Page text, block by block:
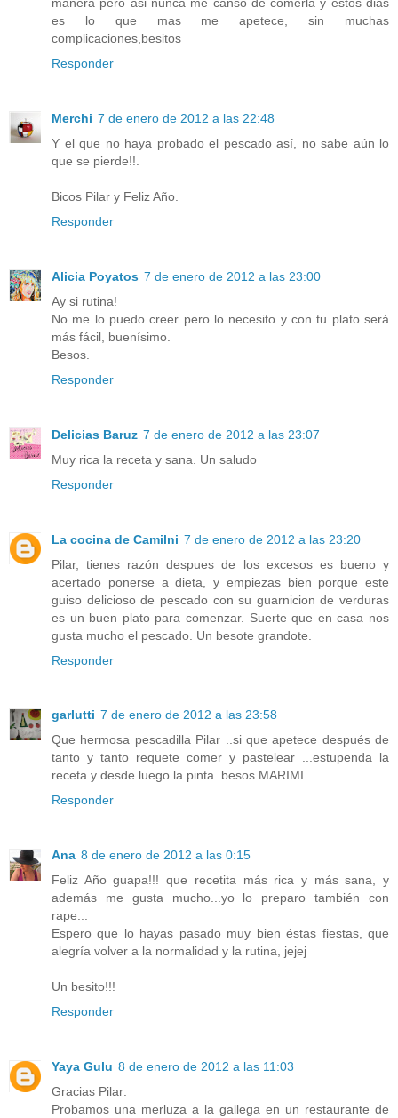
es lo que mas me apetece, sin muchas
complicaciones,besitos
Responder
Merchi 7 de enero de 2012 a las 22:48
Y el que no haya probado el pescado así, no sabe aún lo
que se pierde!!.
Bicos Pilar y Feliz Año.
Responder
Alicia Poyatos 7 de enero de 2012 a las 23:00
Ay si rutina!
No me lo puedo creer pero lo necesito y con tu plato será
más fácil, buenísimo.
Besos.
Responder
Delicias Baruz 7 de enero de 2012 a las 23:07
Muy rica la receta y sana. Un saludo
Responder
La cocina de Camilni 7 de enero de 2012 a las 23:20
Pilar, tienes razón despues de los excesos es bueno y
acertado ponerse a dieta, y empiezas bien porque este
guiso delicioso de pescado con su guarnicion de verduras
es un buen plato para comenzar. Suerte que en casa nos
gusta mucho el pescado. Un besote grandote.
Responder
garlutti 7 de enero de 2012 a las 23:58
Que hermosa pescadilla Pilar ..si que apetece después de
tanto y tanto requete comer y pastelear ...estupenda la
receta y desde luego la pinta .besos MARIMI
Responder
Ana 8 de enero de 2012 a las 0:15
Feliz Año guapa!!! que recetita más rica y más sana, y
además me gusta mucho...yo lo preparo también con
rape...
Espero que lo hayas pasado muy bien éstas fiestas, que
alegría volver a la normalidad y la rutina, jejej
Un besito!!!
Responder
Yaya Gulu 8 de enero de 2012 a las 11:03
Gracias Pilar:
Probamos una merluza a la gallega en un restaurante de